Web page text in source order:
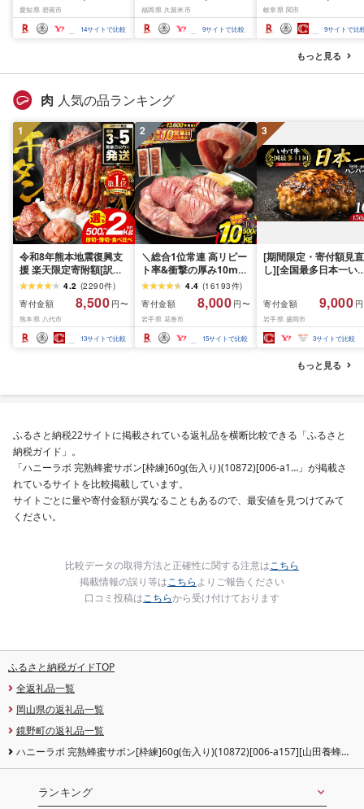
ミアナッツ くるみ 生ナ
ッツ 直火焙煎 素焼き 塩
油 不使用 おやつ ジップ
愛知県 碧南市
14サイトで比較
日配送 洗浄 軽量 コンパ
クト 日用品 バス用品 お
風呂 お取り寄せ 福岡県
福岡県 久留米市
9サイトで比較
本〜5本セット] 貝印 関
孫六 爪切り type102
テンレス 高級つめきり
ストッパーケース U字
取り外し可能 2WAY や
すり ギフト
岐阜県 関市
9サイトで比
もっと見る
肉 人気の品ランキング
1
令和8年熊本地震復興支
援 楽天限定寄附額[訳あ
り]牛タン 500g〜2kg 肉
牛肉 訳あり 牛タン 冷凍
小分け 厚切り 薄切り 食
べ比べ 500g 1kg 1.5kg
2kg 牛 人気 ビーフ 牛た
ん ふるさと納税 ランキ
4.2 (2290件)
寄付金額
8,500 円〜
熊本県 八代市
13サイトで比較
2
＼総合1位常連 高リピー
ト率&衝撃の厚み10mm
厚切り牛タン 塩味/ ≪ス
ピード発送!!10営業日以
内発送≫ 選べる内容量
500g / 1kg 定期便 毎月
届く 牛肉 肉 BBQ ふるさ
と 人気 ランキング 岩手
4.4 (16193件)
寄付金額
8,000 円〜
岩手県 花巻市
15サイトで比較
3
[期間限定・寄付額見直
し][全国最多日本一い
1.5kg(150g×10個) い
て牛 × 岩中豚 ハンバー
グ 合挽き 合い挽き 黒
和牛 人気 冷凍 個包装
分け 冷凍 牛肉 豚肉 和
ビーフ ポーク はんば
ぐ 挽肉 お肉 ミンチ 肉
キング 1位 1万円以下
寄付金額 9,000
岩手県 盛岡市
3サイトで比較
もっと見る
ふるさと納税22サイトに掲載されている返礼品を横断比較できる「ふるさと
納税ガイド」。
「ハニーラボ 完熟蜂蜜サボン[枠練]60g(缶入り)(10872)[006-a1…」が掲載さ
れているサイトを比較掲載しています。
サイトごとに量や寄付金額が異なることもあるので、最安値を見つけてみて
ください。
比較データの取得方法と正確性に関する注意はこちら
掲載情報の誤り等はこちらよりご報告ください
口コミ投稿はこちらから受け付けております
ふるさと納税ガイドTOP
全返礼品一覧
岡山県の返礼品一覧
鏡野町の返礼品一覧
ハニーラボ 完熟蜂蜜サボン[枠練]60g(缶入り)(10872)[006-a157][山田養蜂
ランキング